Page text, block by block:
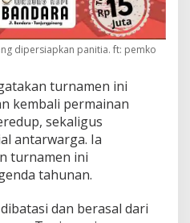
dipersiapkan panitia. ft: pemko
turnamen ini
kembali permainan
sekaligus
antarwarga. Ia
turnamen ini
tahunan.
dan berasal dari